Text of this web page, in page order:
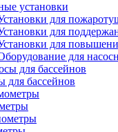
установки
для
для
для
для
для бассейнов